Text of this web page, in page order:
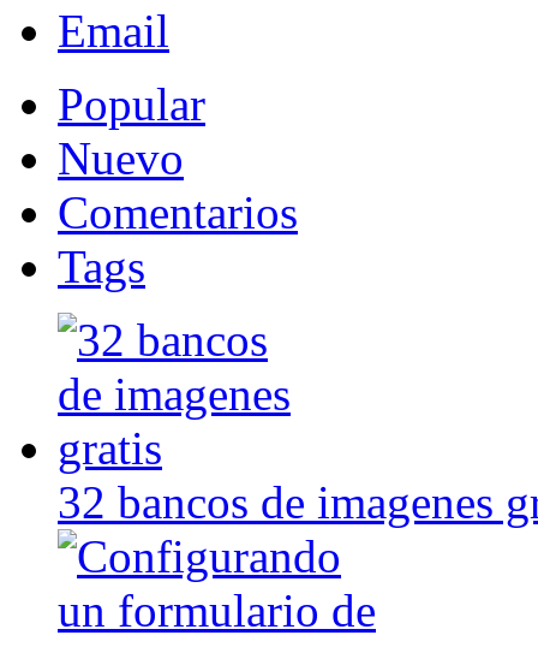
Email
Popular
Nuevo
Comentarios
Tags
32 bancos de imagenes